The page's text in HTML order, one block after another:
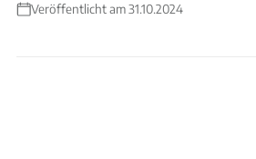
Veröffentlicht am 31.10.2024